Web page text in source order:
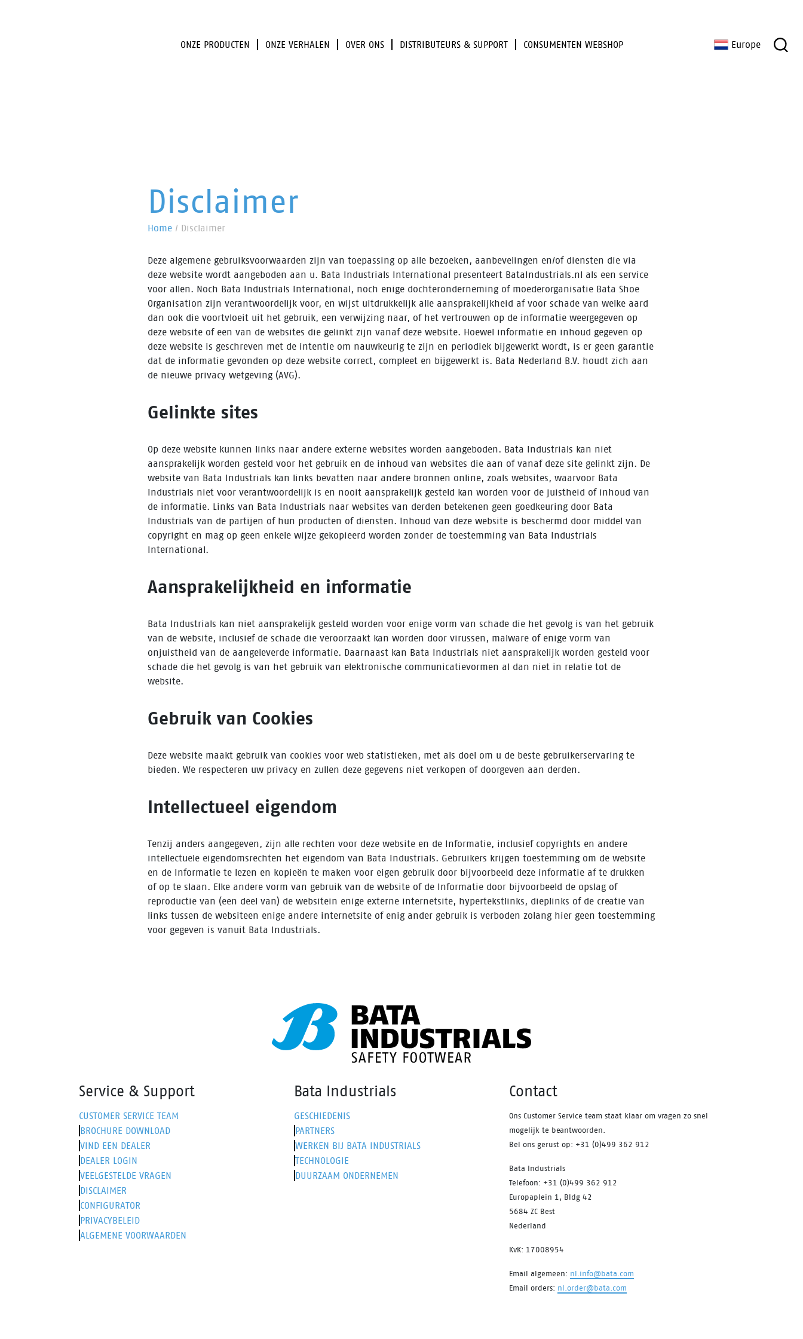
ONZE PRODUCTEN ONZE VERHALEN OVER ONS DISTRIBUTEURS & SUPPORT CONSUMENTEN WEBSHOP Europe
Disclaimer
Home / Disclaimer
Deze algemene gebruiksvoorwaarden zijn van toepassing op alle bezoeken, aanbevelingen en/of diensten die via
deze website wordt aangeboden aan u. Bata Industrials International presenteert BataIndustrials.nl als een service
voor allen. Noch Bata Industrials International, noch enige dochteronderneming of moederorganisatie Bata Shoe
Organisation zijn verantwoordelijk voor, en wijst uitdrukkelijk alle aansprakelijkheid af voor schade van welke aard
dan ook die voortvloeit uit het gebruik, een verwijzing naar, of het vertrouwen op de informatie weergegeven op
deze website of een van de websites die gelinkt zijn vanaf deze website. Hoewel informatie en inhoud gegeven op
deze website is geschreven met de intentie om nauwkeurig te zijn en periodiek bijgewerkt wordt, is er geen garantie
dat de informatie gevonden op deze website correct, compleet en bijgewerkt is. Bata Nederland B.V. houdt zich aan
de nieuwe privacy wetgeving (AVG).
Gelinkte sites
Op deze website kunnen links naar andere externe websites worden aangeboden. Bata Industrials kan niet
aansprakelijk worden gesteld voor het gebruik en de inhoud van websites die aan of vanaf deze site gelinkt zijn. De
website van Bata Industrials kan links bevatten naar andere bronnen online, zoals websites, waarvoor Bata
Industrials niet voor verantwoordelijk is en nooit aansprakelijk gesteld kan worden voor de juistheid of inhoud van
de informatie. Links van Bata Industrials naar websites van derden betekenen geen goedkeuring door Bata
Industrials van de partijen of hun producten of diensten. Inhoud van deze website is beschermd door middel van
copyright en mag op geen enkele wijze gekopieerd worden zonder de toestemming van Bata Industrials
International.
Aansprakelijkheid en informatie
Bata Industrials kan niet aansprakelijk gesteld worden voor enige vorm van schade die het gevolg is van het gebruik
van de website, inclusief de schade die veroorzaakt kan worden door virussen, malware of enige vorm van
onjuistheid van de aangeleverde informatie. Daarnaast kan Bata Industrials niet aansprakelijk worden gesteld voor
schade die het gevolg is van het gebruik van elektronische communicatievormen al dan niet in relatie tot de
website.
Gebruik van Cookies
Deze website maakt gebruik van cookies voor web statistieken, met als doel om u de beste gebruikerservaring te
bieden. We respecteren uw privacy en zullen deze gegevens niet verkopen of doorgeven aan derden.
Intellectueel eigendom
Tenzij anders aangegeven, zijn alle rechten voor deze website en de Informatie, inclusief copyrights en andere
intellectuele eigendomsrechten het eigendom van Bata Industrials. Gebruikers krijgen toestemming om de website
en de Informatie te lezen en kopieën te maken voor eigen gebruik door bijvoorbeeld deze informatie af te drukken
of op te slaan. Elke andere vorm van gebruik van de website of de Informatie door bijvoorbeeld de opslag of
reproductie van (een deel van) de websitein enige externe internetsite, hypertekstlinks, dieplinks of de creatie van
links tussen de websiteen enige andere internetsite of enig ander gebruik is verboden zolang hier geen toestemming
voor gegeven is vanuit Bata Industrials.
Service & Support
CUSTOMER SERVICE TEAM
BROCHURE DOWNLOAD
VIND EEN DEALER
DEALER LOGIN
VEELGESTELDE VRAGEN
DISCLAIMER
CONFIGURATOR
PRIVACYBELEID
ALGEMENE VOORWAARDEN
Bata Industrials
GESCHIEDENIS
PARTNERS
WERKEN BIJ BATA INDUSTRIALS
TECHNOLOGIE
DUURZAAM ONDERNEMEN
Contact
Ons Customer Service team staat klaar om vragen zo snel
mogelijk te beantwoorden.
Bel ons gerust op: +31 (0)499 362 912
Bata Industrials
Telefoon: +31 (0)499 362 912
Europaplein 1, Bldg 42
5684 ZC Best
Nederland
KvK: 17008954
Email algemeen: nl.info@bata.com
Email orders: nl.order@bata.com